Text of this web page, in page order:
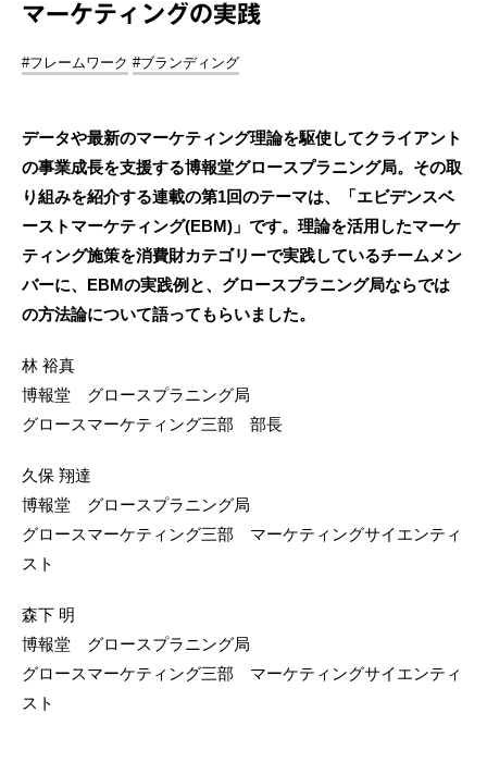
マーケティングの実践
#フレームワーク #ブランディング
データや最新のマーケティング理論を駆使してクライアント
の事業成長を支援する博報堂グロースプラニング局。その取
り組みを紹介する連載の第1回のテーマは、「エビデンスベ
ーストマーケティング(EBM)」です。理論を活用したマーケ
ティング施策を消費財カテゴリーで実践しているチームメン
バーに、EBMの実践例と、グロースプラニング局ならでは
の方法論について語ってもらいました。
林 裕真
博報堂 グロースプラニング局
グロースマーケティング三部 部長
久保 翔達
博報堂 グロースプラニング局
グロースマーケティング三部 マーケティングサイエンティ
スト
森下 明
博報堂 グロースプラニング局
グロースマーケティング三部 マーケティングサイエンティ
スト